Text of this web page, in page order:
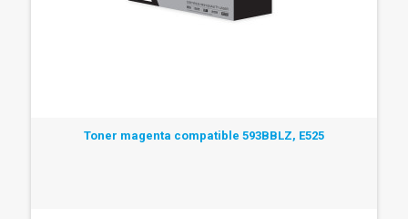
Toner magenta compatible 593BBLZ, E525